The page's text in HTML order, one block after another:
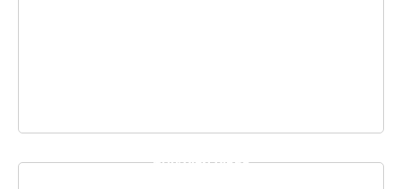
THƯ VIỆN VIDEO